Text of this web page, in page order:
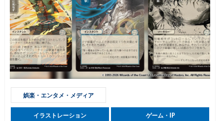
娯楽・エンタメ・メディア
イラストレーション ゲーム・IP